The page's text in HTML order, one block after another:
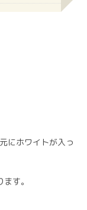
にホワイトが入っ
す。